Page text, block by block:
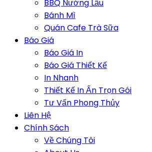
BBQ Nướng Lẩu
Bánh Mì
Quán Cafe Trà Sữa
Báo Giá
Báo Giá In
Báo Giá Thiết Kế
In Nhanh
Thiết Kế In Ấn Trọn Gói
Tư Vấn Phong Thủy
Liên Hệ
Chính Sách
Về Chúng Tôi